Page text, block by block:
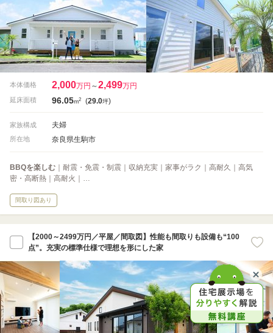
本体価格 2,000万円 ～2,499万円
延床面積 96.05m2 (29.0坪)
家族構成 夫婦
所在地 奈良県生駒市
BBQを楽しむ ｜耐震・免震・制震｜収納充実｜家事がラク｜高耐久｜高気
密・高断熱｜高耐火｜…
間取り図あり
【2000～2499万円／平屋／間取図】性能も間取りも設備も“100
点”。充実の標準仕様で理想を形にした家